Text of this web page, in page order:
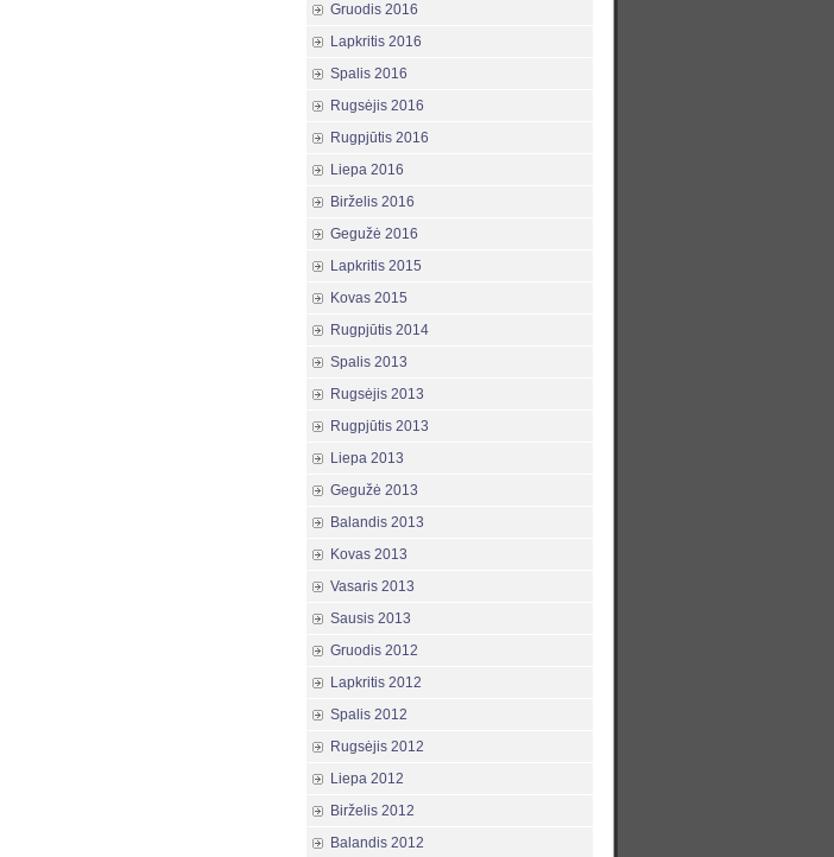
Gruodis 2016
Lapkritis 2016
Spalis 2016
Rugsėjis 2016
Rugpjūtis 2016
Liepa 2016
Birželis 2016
Gegužė 2016
Lapkritis 2015
Kovas 2015
Rugpjūtis 2014
Spalis 2013
Rugsėjis 2013
Rugpjūtis 2013
Liepa 2013
Gegužė 2013
Balandis 2013
Kovas 2013
Vasaris 2013
Sausis 2013
Gruodis 2012
Lapkritis 2012
Spalis 2012
Rugsėjis 2012
Liepa 2012
Birželis 2012
Balandis 2012